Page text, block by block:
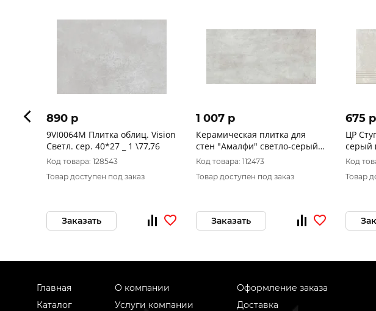
890 p
9VI0064M Плитка облиц. Vision
Светл. сер. 40*27 _ 1 \77,76
Код товара: 128543
Товар доступен под заказ
Заказать
1 007 p
Керамическая плитка для
стен "Амалфи" светло-серый
(300*600)
Код товара: 112473
Товар доступен под заказ
Заказать
675 p
ЦР
серый
Код
Товар
Главная
Каталог
О компании
Услуги компании
Оформление заказа
Доставка